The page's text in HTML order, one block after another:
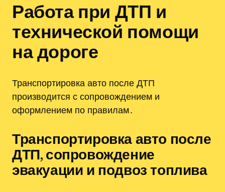
Работа при ДТП и
технической помощи
на дороге
Транспортировка авто после ДТП
производится с сопровождением и
оформлением по правилам․
Транспортировка авто после
ДТП, сопровождение
эвакуации и подвоз топлива